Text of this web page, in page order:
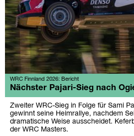
WRC Finnland 2026: Bericht
Nächster Pajari-Sieg nach
Zweiter WRC-Sieg in Folge für Sami
gewinnt seine Heimrallye, nachdem
dramatische Weise ausscheidet.
der WRC Masters.